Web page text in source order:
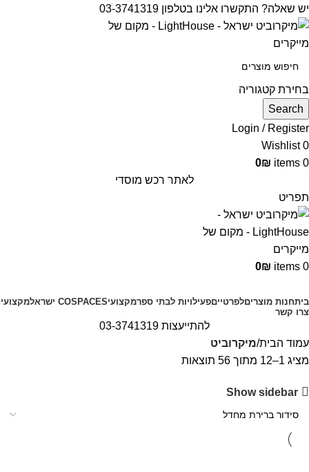
יש שאלה? התקשרו אלינו בטלפון 03-3741319
בחירת קטגוריה
Search
Login / Register
0
Wishlist
0
items
0₪
לאתר רכש מוסדי
תפריט
0
items
0₪
ביתחנות מוצריםלפרטייםפעילויות לבתי ספרמקצועיCOSPACES ישראל
מקצועי
צרו קשר
להתייעצות 03-3741319
עמוד הבית מיקרוביט
מציג 1–12 מתוך 56 תוצאות
Show sidebar